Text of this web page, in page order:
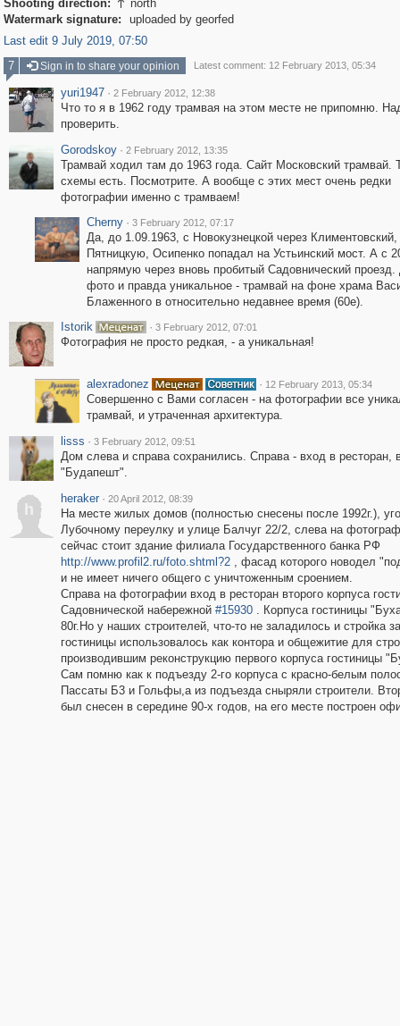
Shooting direction:  north
Watermark signature:
uploaded by georfed
Last edit 9 July 2019, 07:50
7
Sign in to share your opinion Latest comment: 12 February 2013, 05:34
yuri1947 · 2 February 2012, 12:38
Что то я в 1962 году трамвая на этом месте не припомню.
проверить.
Gorodskoy · 2 February 2012, 13:35
Трамвай ходил там до 1963 года. Сайт Московский трамвай.
схемы есть. Посмотрите. А вообще с этих мест очень редки
фотографии именно с трамваем!
Cherny · 3 February 2012, 07:17
Да, до 1.09.1963, с Новокузнецкой через Климентовский,
Пятницкую, Осипенко попадал на Устьинский мост. А с
напрямую через вновь пробитый Садовнический
фото и правда уникальное - трамвай на фоне храма
Блаженного в относительно недавнее время (60е).
Istorik
· 3 February 2012, 07:01
Фотография не просто редкая, - а уникальная!
alexradonez · 12 February 2013, 05:34
Совершенно с Вами согласен - на фотографии все
трамвай, и утраченная архитектура.
lisss · 3 February 2012, 09:51
Дом слева и справа сохранились. Справа - вход в ресторан,
"Будапешт".
h
heraker · 20 April 2012, 08:39
На месте жилых домов (полностью снесены после 1992г.),
Лубочному переулку и улице Балчуг 22/2, слева на
сейчас стоит здание филиала Государственного банка РФ
http://www.profil2.ru/foto.shtml?2, фасад которого новодел
и не имеет ничего общего с уничтоженным сроением.
Справа на фотографии вход в ресторан второго корпуса
Садовнической набережной #15930. Корпуса гостиницы
80г.Но у наших строителей, что-то не заладилось и стройка
гостиницы использовалось как контора и общежитие для
производившим реконструкцию первого корпуса гостиницы
Сам помню как к подъезду 2-го корпуса с красно-белым
Пассаты Б3 и Гольфы,а из подъезда сныряли строители.
был снесен в середине 90-х годов, на его месте построен